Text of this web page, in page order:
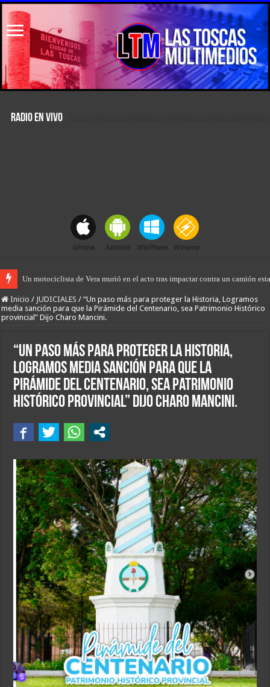
RADIO EN VIVO
Un motociclista de Vera murió en el acto tras impactar contra un camión
“Los Pumas” de San Javier, en una rápida actuación, lograron abortar el
Inicio / JUDICIALES / “Un paso más para proteger la Historia, Logramos
media sanción para que la Pirámide del Centenario, sea Patrimonio Histórico
provincial” Dijo Charo Mancini.
“Un paso más para proteger la Historia,
Logramos media sanción para que la
Pirámide del Centenario, sea Patrimonio
Histórico provincial” Dijo Charo Mancini.